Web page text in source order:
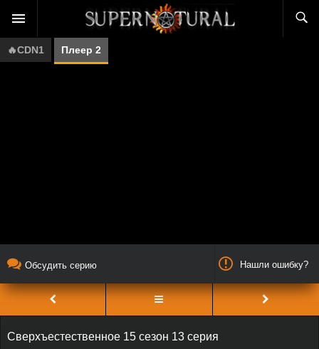
🔥CDN1 Плеер 2
Обсудить серию Нашли ошибку?
Сверхъестественное 15 сезон 13 серия